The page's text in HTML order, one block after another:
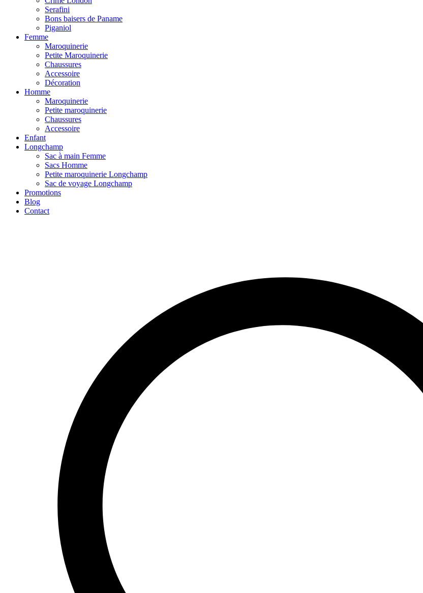
Serafini
Bons baisers de Paname
Piganiol
Femme
Maroquinerie
Petite Maroquinerie
Chaussures
Accessoire
Décoration
Homme
Maroquinerie
Petite maroquinerie
Chaussures
Accessoire
Enfant
Longchamp
Sac à main Femme
Sacs Homme
Petite maroquinerie Longchamp
Sac de voyage Longchamp
Promotions
Blog
Contact